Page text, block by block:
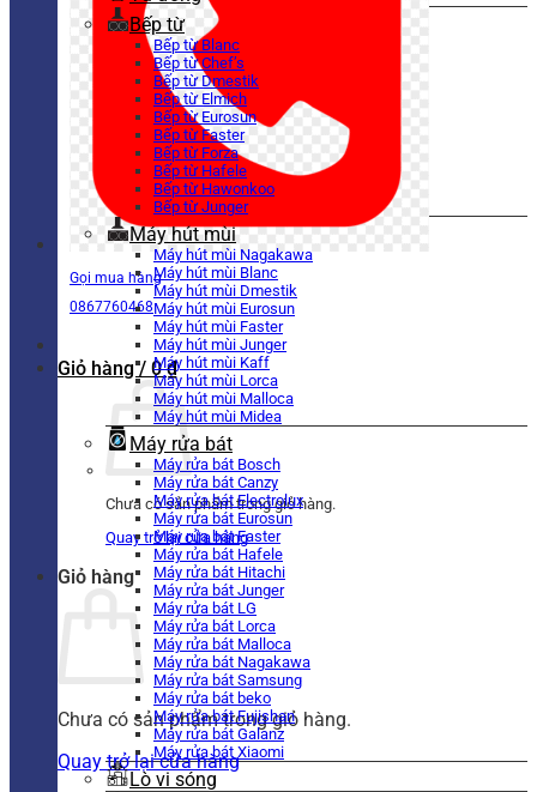
Gọi mua hàng
0867760468
Giỏ hàng / 0₫
Chưa có sản phẩm trong giỏ hàng.
Quay trở lại cửa hàng
Giỏ hàng
Chưa có sản phẩm trong giỏ hàng.
Quay trở lại cửa hàng
Bếp từ
Bếp từ Blanc
Bếp từ Chef’s
Bếp từ Dmestik
Bếp từ Elmich
Bếp từ Eurosun
Bếp từ Faster
Bếp từ Forza
Bếp từ Hafele
Bếp từ Hawonkoo
Bếp từ Junger
Máy hút mùi
Máy hút mùi Nagakawa
Máy hút mùi Blanc
Máy hút mùi Dmestik
Máy hút mùi Eurosun
Máy hút mùi Faster
Máy hút mùi Junger
Máy hút mùi Kaff
Máy hút mùi Lorca
Máy hút mùi Malloca
Máy hút mùi Midea
Máy rửa bát
Máy rửa bát Bosch
Máy rửa bát Canzy
Máy rửa bát Electrolux
Máy rửa bát Eurosun
Máy rửa bát Faster
Máy rửa bát Hafele
Máy rửa bát Hitachi
Máy rửa bát Junger
Máy rửa bát LG
Máy rửa bát Lorca
Máy rửa bát Malloca
Máy rửa bát Nagakawa
Máy rửa bát Samsung
Máy rửa bát beko
Máy rửa bát Fujishan
Máy rửa bát Galanz
Máy rửa bát Xiaomi
Lò vi sóng